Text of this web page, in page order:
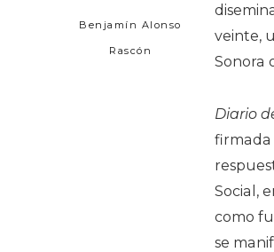
Benjamín Alonso
Rascón
veinte,
Sonora
Diario
firmada
Social,
como
se